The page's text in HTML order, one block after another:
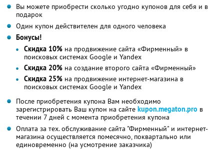
Вы можете приобрести сколько угодно купонов для себя и в
подарок
Один купон действителен для одного человека
Бонусы!
Скидка 10% на продвижение сайта «Фирменный» в
поисковых системах Google и Yandex
Скидка 20% на создание второго сайта «Фирменный»
Скидка 25% на продвижение интернет-магазина в
поисковых системах Google и Yandex
После приобретения купона Вам необходимо
зарегистрировать Ваш купон на сайте kupon.megaton.pro в
течении 7 дней с момента приобретения купона
Оплата за тех. обслуживание сайта "Фирменный" и интернет-
магазина осуществляется помесячно, поквартально или
единовременно (на усмотрение заказчика)